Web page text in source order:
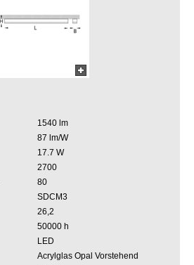
1540 lm
87 lm/W
17.7 W
2700
80
SDCM3
26,2
50000 h
LED
Acrylglas Opal Vorstehend